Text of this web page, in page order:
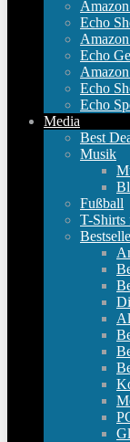
Echo
Echo
Echo
Echo
Media
Best
Musik
Fußball
T-Shirts